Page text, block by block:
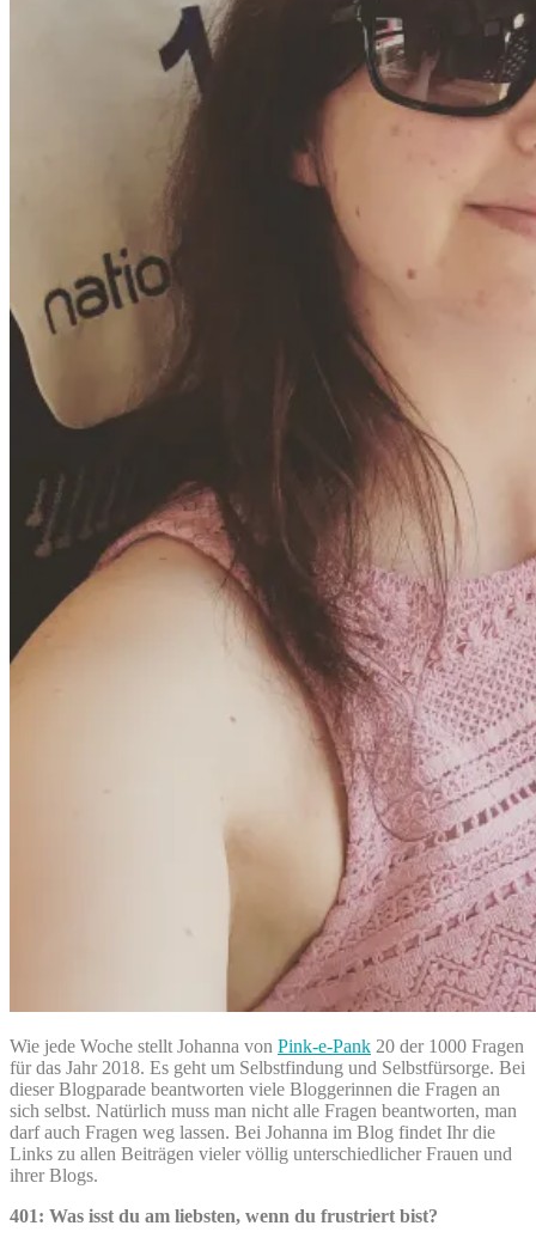
Wie jede Woche stellt Johanna von Pink-e-Pank 20 der 1000 Fragen
für das Jahr 2018. Es geht um Selbstfindung und Selbstfürsorge. Bei
dieser Blogparade beantworten viele Bloggerinnen die Fragen an
sich selbst. Natürlich muss man nicht alle Fragen beantworten, man
darf auch Fragen weg lassen. Bei Johanna im Blog findet Ihr die
Links zu allen Beiträgen vieler völlig unterschiedlicher Frauen und
ihrer Blogs.
401: Was isst du am liebsten, wenn du frustriert bist?